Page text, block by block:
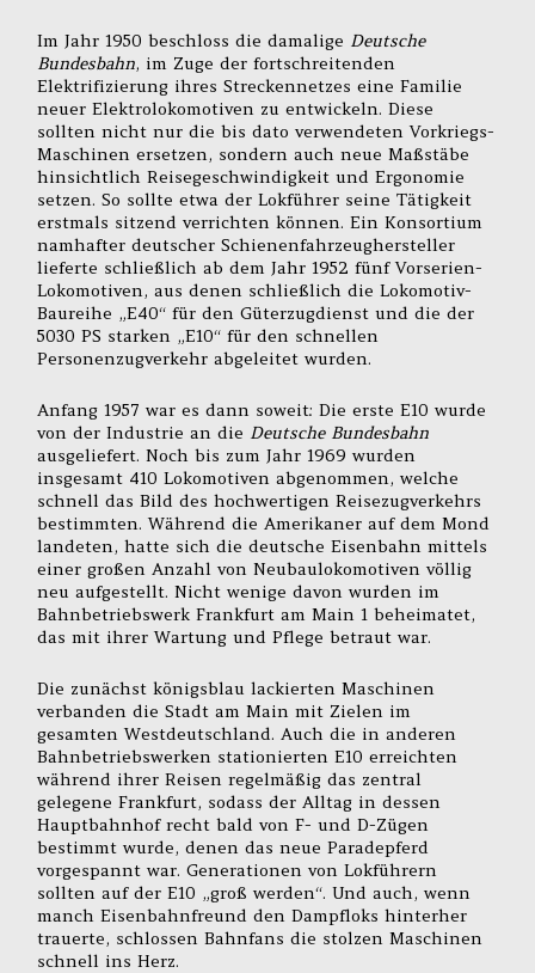
Im Jahr 1950 beschloss die damalige Deutsche
Bundesbahn, im Zuge der fortschreitenden
Elektrifizierung ihres Streckennetzes eine Familie
neuer Elektrolokomotiven zu entwickeln. Diese
sollten nicht nur die bis dato verwendeten Vorkriegs-
Maschinen ersetzen, sondern auch neue Maßstäbe
hinsichtlich Reisegeschwindigkeit und Ergonomie
setzen. So sollte etwa der Lokführer seine Tätigkeit
erstmals sitzend verrichten können. Ein Konsortium
namhafter deutscher Schienenfahrzeughersteller
lieferte schließlich ab dem Jahr 1952 fünf Vorserien-
Lokomotiven, aus denen schließlich die Lokomotiv-
Baureihe „E40“ für den Güterzugdienst und die der
5030 PS starken „E10“ für den schnellen
Personenzugverkehr abgeleitet wurden.
Anfang 1957 war es dann soweit: Die erste E10 wurde
von der Industrie an die Deutsche Bundesbahn
ausgeliefert. Noch bis zum Jahr 1969 wurden
insgesamt 410 Lokomotiven abgenommen, welche
schnell das Bild des hochwertigen Reisezugverkehrs
bestimmten. Während die Amerikaner auf dem Mond
landeten, hatte sich die deutsche Eisenbahn mittels
einer großen Anzahl von Neubaulokomotiven völlig
neu aufgestellt. Nicht wenige davon wurden im
Bahnbetriebswerk Frankfurt am Main 1 beheimatet,
das mit ihrer Wartung und Pflege betraut war.
Die zunächst königsblau lackierten Maschinen
verbanden die Stadt am Main mit Zielen im
gesamten Westdeutschland. Auch die in anderen
Bahnbetriebswerken stationierten E10 erreichten
während ihrer Reisen regelmäßig das zentral
gelegene Frankfurt, sodass der Alltag in dessen
Hauptbahnhof recht bald von F- und D-Zügen
bestimmt wurde, denen das neue Paradepferd
vorgespannt war. Generationen von Lokführern
sollten auf der E10 „groß werden“. Und auch, wenn
manch Eisenbahnfreund den Dampfloks hinterher
trauerte, schlossen Bahnfans die stolzen Maschinen
schnell ins Herz.